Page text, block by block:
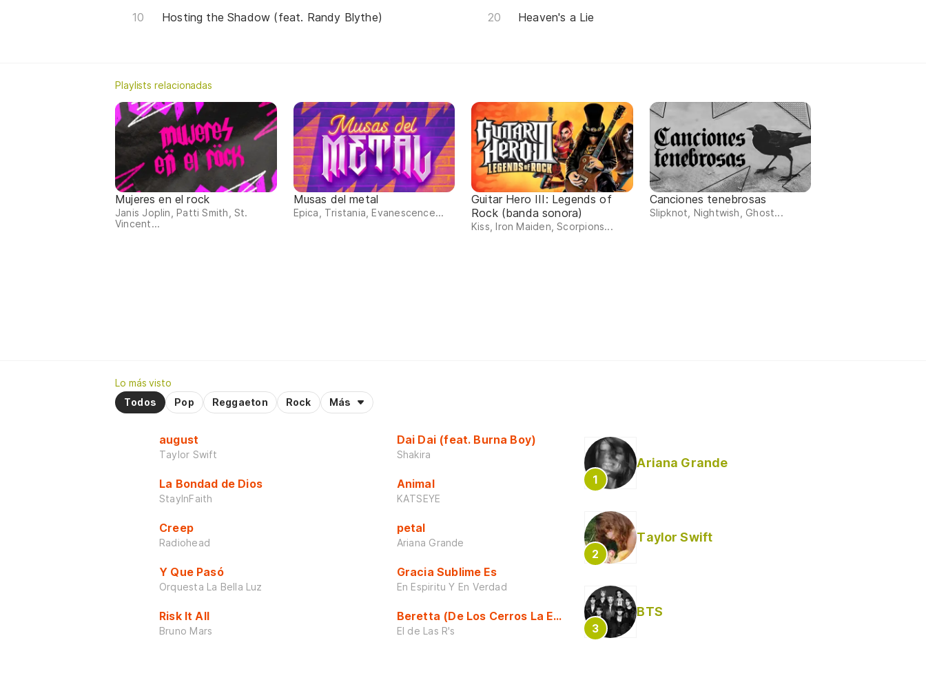
Hosting the Shadow (feat. Randy Blythe)
Heaven's a Lie
Playlists relacionadas
Mujeres en el rock
Janis Joplin, Patti Smith, St.
Vincent...
Musas del metal
Epica, Tristania, Evanescence...
Guitar Hero III: Legends of
Rock (banda sonora)
Kiss, Iron Maiden, Scorpions...
Canciones tenebrosas
Slipknot, Nightwish, Ghost...
Lo más visto
Todos
Pop Reggaeton Rock Más
august
Taylor Swift
La Bondad de Dios
StayInFaith
Creep
Radiohead
Y Que Pasó
Orquesta La Bella Luz
Risk It All
Bruno Mars
Dai Dai (feat. Burna Boy)
Shakira
Animal
KATSEYE
petal
Ariana Grande
Gracia Sublime Es
En Espiritu Y En Verdad
Beretta (De Los Cerros La Escuela)
El de Las R's
Ariana Grande
Taylor Swift
BTS